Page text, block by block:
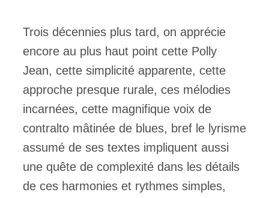
Trois décennies plus tard, on apprécie
encore au plus haut point cette Polly
Jean, cette simplicité apparente, cette
approche presque rurale, ces mélodies
incarnées, cette magnifique voix de
contralto mâtinée de blues, bref le lyrisme
assumé de ses textes impliquent aussi
une quête de complexité dans les détails
de ces harmonies et rythmes simples,